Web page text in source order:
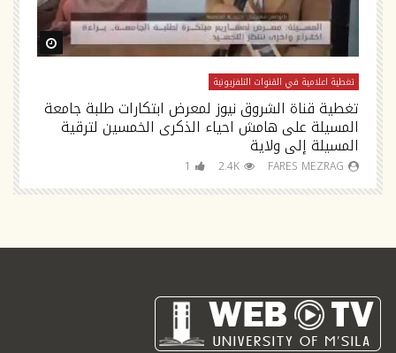
Later
تغطية اعلامية في القنوات التلفزيونية
تغطية قناة الشروق نيوز لمعرض ابتكارات طلبة جامعة
المسيلة على هامش احياء الذكرى الخمسين لترقية
المسيلة إلى ولاية
FARES MEZRAG
2.4K
1
Watch Later